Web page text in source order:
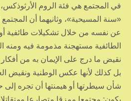
في المجتمع هي فئة الروم
«سنة المسيحية»، وثانيهما أن المجتمع
عن نفسه من خلال تشكيلات طائفية
الطائفية مستهجنة مذمومة فيه ومنه
نقيض ما درج على الإيمان به من
بل كذلك لأنها عكس الوطنية ونقيض
شأن سيطرتها أو هيمنتها أن تجره إلى
يكون: مجتمعا ممزقا متصارعا ومتقاتلا